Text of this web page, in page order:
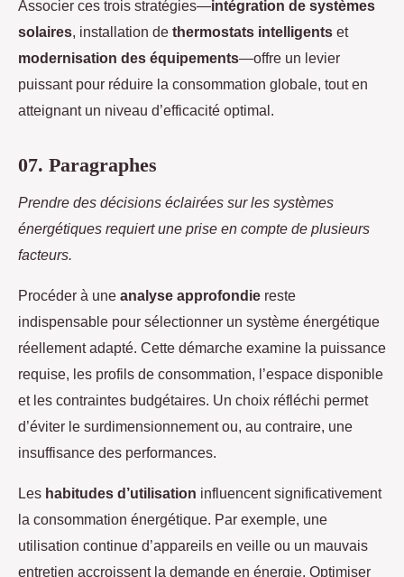
Associer ces trois stratégies—intégration de systèmes
solaires, installation de thermostats intelligents et
modernisation des équipements—offre un levier
puissant pour réduire la consommation globale, tout en
atteignant un niveau d’efficacité optimal.
07. Paragraphes
Prendre des décisions éclairées sur les systèmes
énergétiques requiert une prise en compte de plusieurs
facteurs.
Procéder à une analyse approfondie reste
indispensable pour sélectionner un système énergétique
réellement adapté. Cette démarche examine la puissance
requise, les profils de consommation, l’espace disponible
et les contraintes budgétaires. Un choix réfléchi permet
d’éviter le surdimensionnement ou, au contraire, une
insuffisance des performances.
Les habitudes d’utilisation influencent significativement
la consommation énergétique. Par exemple, une
utilisation continue d’appareils en veille ou un mauvais
entretien accroissent la demande en énergie. Optimiser